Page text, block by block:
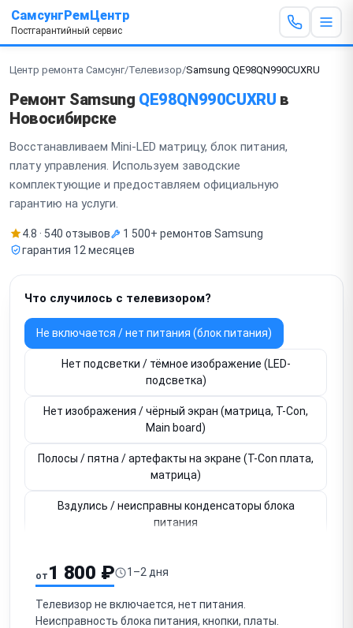
СамсунгРемЦентр
Постгарантийный сервис
Центр ремонта Самсунг/Телевизор/Samsung QE98QN990CUXRU
Ремонт Samsung QE98QN990CUXRU в
Новосибирске
Восстанавливаем Mini-LED матрицу, блок питания,
плату управления. Используем заводские
комплектующие и предоставляем официальную
гарантию на услуги.
4.8 · 540 отзывов
1 500+ ремонтов Samsung
гарантия 12 месяцев
Что случилось с телевизором?
Не включается / нет питания (блок питания)
Нет подсветки / тёмное изображение (LED-
подсветка)
Нет изображения / чёрный экран (матрица, T-Con,
Main board)
Полосы / пятна / артефакты на экране (T-Con плата,
матрица)
Вздулись / неисправны конденсаторы блока
питания
Не работает Smart TV / зависает / тормозит ОС
Не работает / нет сигнала HDMI (один или несколько
от 1 800 ₽ 1–2 дня
Телевизор не включается, нет питания.
Неисправность блока питания, кнопки, платы.